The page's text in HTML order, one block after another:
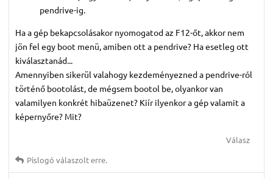
pendrive-ig.
Ha a gép bekapcsolásakor nyomogatod az F12-őt, akkor nem
jön fel egy boot menü, amiben ott a pendrive? Ha esetleg ott
kiválasztanád...
Amennyiben sikerül valahogy kezdeményezned a pendrive-ról
történő bootolást, de mégsem bootol be, olyankor van
valamilyen konkrét hibaüzenet? Kiír ilyenkor a gép valamit a
képernyőre? Mit?
Válasz
Pislogó válaszolt erre.